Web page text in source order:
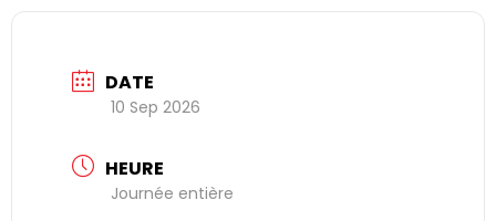
DATE
10 Sep 2026
HEURE
Journée entière